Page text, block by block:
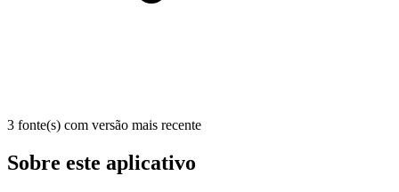
3 fonte(s) com versão mais recente
Sobre este aplicativo